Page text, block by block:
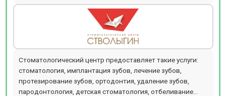
Стоматологический центр предоставляет такие услуги:
стоматология, имплантация зубов, лечение зубов,
протезирование зубов, ортодонтия, удаление зубов,
пародонтология, детская стоматология, отбеливание